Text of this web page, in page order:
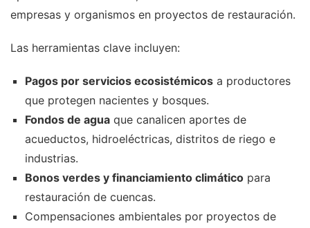
empresas y organismos en proyectos de restauración.
Las herramientas clave incluyen:
Pagos por servicios ecosistémicosa productores
que protegen nacientes y bosques.
Fondos de aguaque canalicen aportes de
acueductos, hidroeléctricas, distritos de riego e
industrias.
Bonos verdes y financiamiento climáticopara
restauración de cuencas.
Compensaciones ambientales por proyectos de